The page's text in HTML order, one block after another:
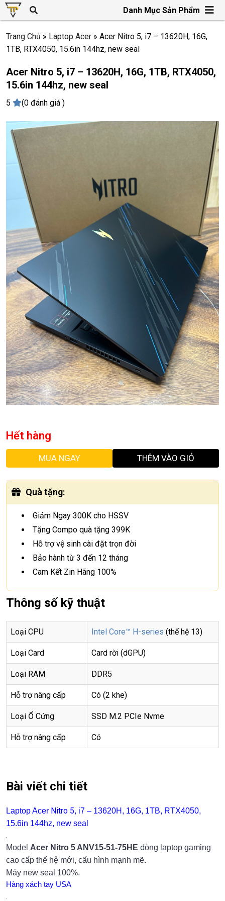
Danh Mục Sản Phẩm
Trang Chủ » Laptop Acer » Acer Nitro 5, i7 – 13620H, 16G,
1TB, RTX4050, 15.6in 144hz, new seal
Acer Nitro 5, i7 – 13620H, 16G, 1TB, RTX4050,
15.6in 144hz, new seal
5 (0 đánh giá )
Hết hàng
MUA NGAY THÊM VÀO GIỎ
Quà tặng:
Giảm Ngay 300K cho HSSV
Tặng Compo quà tặng 399K
Hỗ trợ vệ sinh cài đặt trọn đời
Bảo hành từ 3 đến 12 tháng
Cam Kết Zin Hãng 100%
Thông số kỹ thuật
Loại CPU Intel Core™ H-series (thế hệ 13)
Loại Card Card rời (dGPU)
Loại RAM DDR5
Hỗ trợ nâng cấp Có (2 khe)
Loại Ổ Cứng SSD M.2 PCIe Nvme
Hỗ trợ nâng cấp Có
Bài viết chi tiết
Laptop Acer Nitro 5, i7 – 13620H, 16G, 1TB, RTX4050,
15.6in 144hz, new seal
.
Model Acer Nitro 5 ANV15-51-75HE dòng laptop gaming
cao cấp thế hệ mới, cấu hình mạnh mẽ.
Máy new seal 100%.
Hàng xách tay USA
.